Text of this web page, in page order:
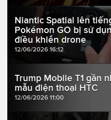
Niantic Spatial lên
Pokémon GO bị sử
điều khiển drone
12/06/2026 16:12
Trump Mobile T1 gần
mẫu điện thoại HTC
12/06/2026 11:00